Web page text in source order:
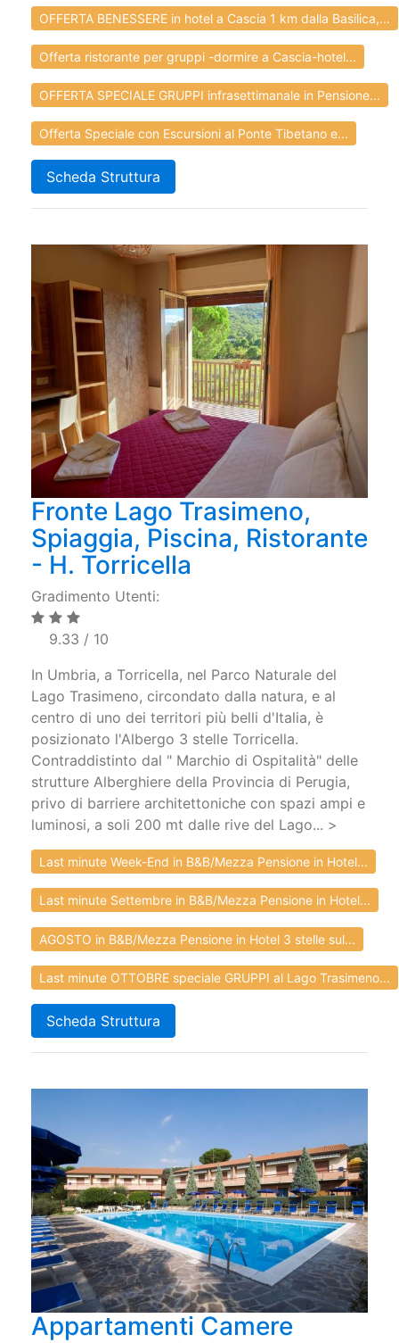
OFFERTA BENESSERE in hotel a Cascia 1 km dalla Basilica,...
Offerta ristorante per gruppi -dormire a Cascia-hotel...
OFFERTA SPECIALE GRUPPI infrasettimanale in Pensione...
Offerta Speciale con Escursioni al Ponte Tibetano e...
Scheda Struttura
Fronte Lago Trasimeno,
Spiaggia, Piscina, Ristorante
- H. Torricella
Gradimento Utenti:
9.33 / 10
In Umbria, a Torricella, nel Parco Naturale del
Lago Trasimeno, circondato dalla natura, e al
centro di uno dei territori più belli d'Italia, è
posizionato l'Albergo 3 stelle Torricella.
Contraddistinto dal " Marchio di Ospitalità" delle
strutture Alberghiere della Provincia di Perugia,
privo di barriere architettoniche con spazi ampi e
luminosi, a soli 200 mt dalle rive del Lago... >
Last minute Week-End in B&B/Mezza Pensione in Hotel...
Last minute Settembre in B&B/Mezza Pensione in Hotel...
AGOSTO in B&B/Mezza Pensione in Hotel 3 stelle sul...
Last minute OTTOBRE speciale GRUPPI al Lago Trasimeno...
Scheda Struttura
Appartamenti Camere